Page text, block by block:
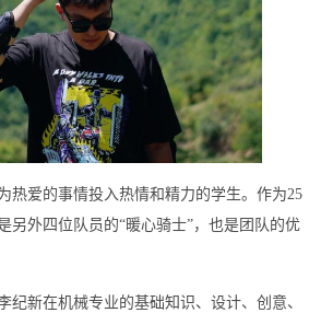
热爱的事情投入热情和精力的学生。作为25
另外四位队员的“暖心骑士”，也是团队的优
纪新在机械专业的基础知识、设计、创意、